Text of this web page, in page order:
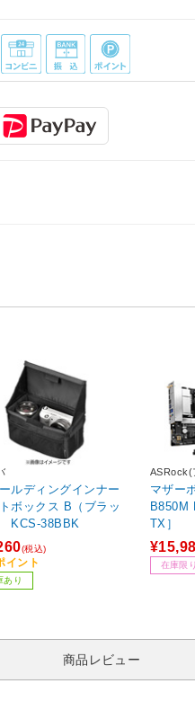
ルディングインナー
ボックス B（ブラッ
KCS-38BBK
(税込)
イント
あり
ASRock(
マザー
B850M
TX］
在庫限り
商品レビュー